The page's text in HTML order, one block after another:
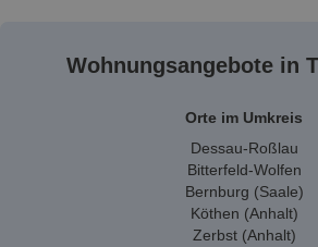
Wohnungsangebote in
Orte im Umkreis
Dessau-Roßlau
Bitterfeld-Wolfen
Bernburg (Saale)
Köthen (Anhalt)
Zerbst (Anhalt)